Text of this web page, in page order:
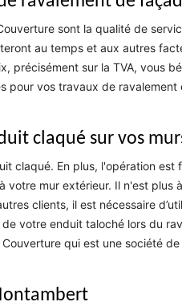
sont la qualité de
au temps et aux autres
précisément sur la TVA, vous
pour vos travaux de ravalement
claqué sur vos
claqué. En plus, l'opération est
votre mur extérieur. Il n'est plus
clients, il est nécessaire
votre enduit taloché lors du
qui est une société de